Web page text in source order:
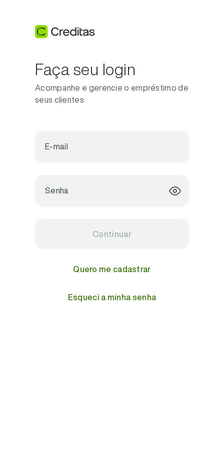
Faça seu login
Acompanhe e gerencie o empréstimo de
seus clientes
E-mail
Senha
Continuar
Quero me cadastrar
Esqueci a minha senha